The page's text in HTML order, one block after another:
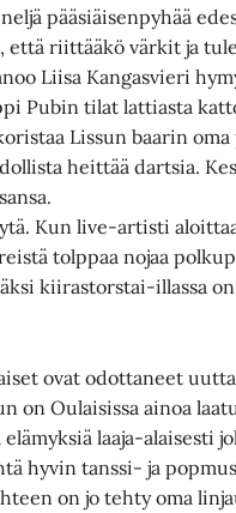
pääsiäisenpyhää
riittääkö värkit ja
Liisa Kangasvieri
Pubin tilat lattiasta
Lissun baarin
heittää dartsia.
Kun live-artisti
tolppaa nojaa
kiirastorstai-illassa
ovat odottaneet uutta
on Oulaisissa ainoa
laaja-alaisesti
hyvin tanssi- ja
on jo tehty oma